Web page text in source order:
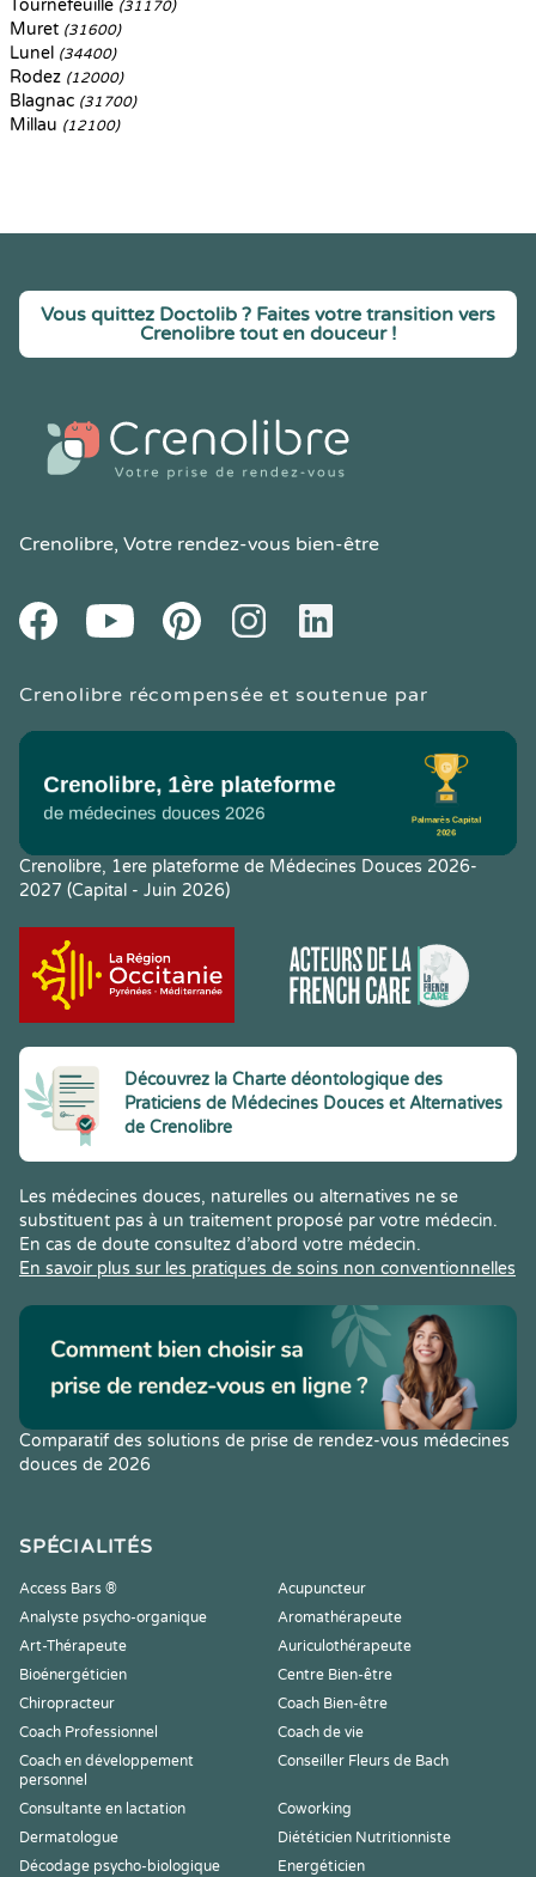
Tournefeuille (31170)
Muret (31600)
Lunel (34400)
Rodez (12000)
Blagnac (31700)
Millau (12100)
Vous quittez Doctolib ? Faites votre transition vers
Crenolibre tout en douceur !
Crenolibre, Votre rendez-vous bien-être
FacebookYoutube PinteresetInstagramLinkedIn
Crenolibre récompensée et soutenue par
Crenolibre, 1ere plateforme de Médecines Douces 2026-
2027 (Capital - Juin 2026)
Découvrez la Charte déontologique des
Praticiens de Médecines Douces et Alternatives
de Crenolibre
Les médecines douces, naturelles ou alternatives ne se
substituent pas à un traitement proposé par votre médecin.
En cas de doute consultez d’abord votre médecin.
En savoir plus sur les pratiques de soins non conventionnelles
Comparatif des solutions de prise de rendez-vous médecines
douces de 2026
SPÉCIALITÉS
Access Bars ®
Acupuncteur
Analyste psycho-organique
Aromathérapeute
Art-Thérapeute
Auriculothérapeute
Bioénergéticien
Centre Bien-être
Chiropracteur
Coach Bien-être
Coach Professionnel
Coach de vie
Coach en développement
personnel
Conseiller Fleurs de Bach
Consultante en lactation
Coworking
Dermatologue
Diététicien Nutritionniste
Décodage psycho-biologique
Energéticien